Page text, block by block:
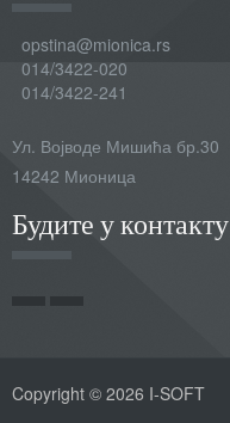
opstina@mionica.rs
014/3422-020
014/3422-241
Ул. Војводе Мишића бр.30
14242 Мионица
Будите у контакту
Copyright © 2026 I-SOFT